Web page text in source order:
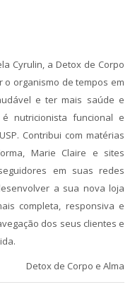
Cyrulin, a Detox de Corpo
o organismo de tempos em
e ter mais saúde e
nutricionista funcional e
Contribui com matérias
Marie Claire e sites
em suas redes
a sua nova loja
completa, responsiva e
dos seus clientes e
Detox de Corpo e Alma